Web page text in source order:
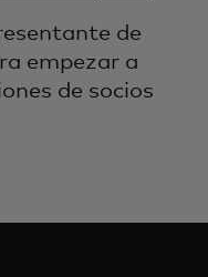
de
empezar a
de socios